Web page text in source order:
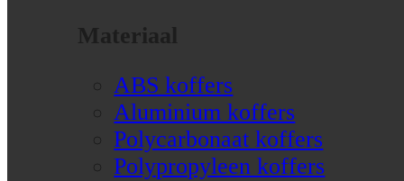
Materiaal
ABS koffers
Aluminium koffers
Polycarbonaat koffers
Polypropyleen koffers